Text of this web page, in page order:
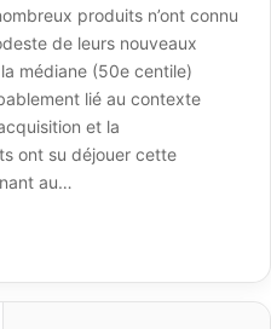
produits n’ont connu
de leurs nouveaux
médiane (50e centile)
lié au contexte
et la
ont su déjouer cette
au…